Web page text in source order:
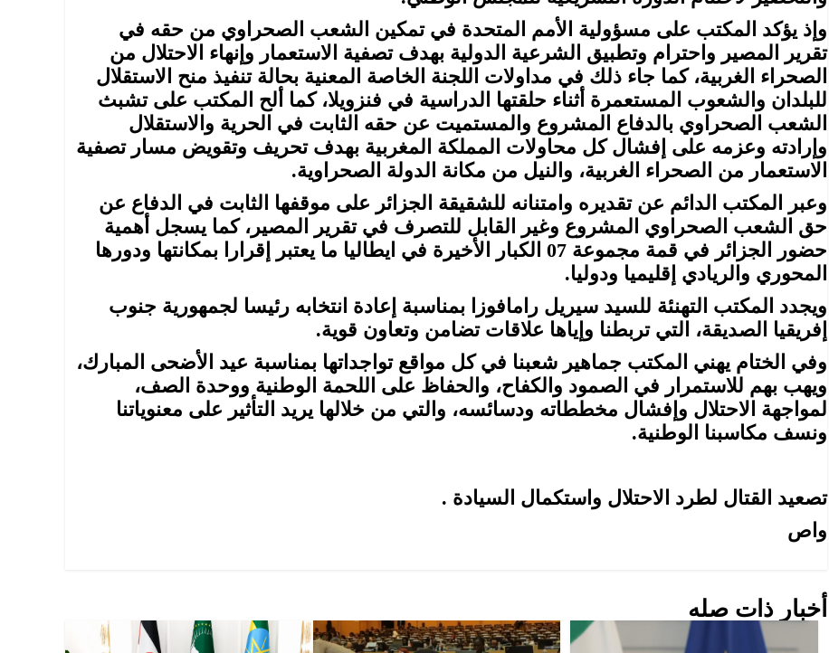
وإذ يؤكد المكتب على مسؤولية الأمم المتحدة في تمكين الشعب الصحراوي من حقه في
تقرير المصير واحترام وتطبيق الشرعية الدولية بهدف تصفية الاستعمار وإنهاء الاحتلال من
الصحراء الغربية، كما جاء ذلك في مداولات اللجنة الخاصة المعنية بحالة تنفيذ منح الاستقلال
للبلدان والشعوب المستعمرة أثناء حلقتها الدراسية في فنزويلا، كما ألح المكتب على تشبث
الشعب الصحراوي بالدفاع المشروع والمستميت عن حقه الثابت في الحرية والاستقلال
وإرادته وعزمه على إفشال كل محاولات المملكة المغربية بهدف تحريف وتقويض مسار تصفية
الاستعمار من الصحراء الغربية، والنيل من مكانة الدولة الصحراوية.
وعبر المكتب الدائم عن تقديره وامتنانه للشقيقة الجزائر على موقفها الثابت في الدفاع عن
حق الشعب الصحراوي المشروع وغير القابل للتصرف في تقرير المصير، كما يسجل أهمية
حضور الجزائر في قمة مجموعة 07 الكبار الأخيرة في ايطاليا ما يعتبر إقرارا بمكانتها ودورها
المحوري والريادي إقليميا ودوليا.
ويجدد المكتب التهنئة للسيد سيريل رامافوزا بمناسبة إعادة انتخابه رئيسا لجمهورية جنوب
إفريقيا الصديقة، التي تربطنا وإياها علاقات تضامن وتعاون قوية.
وفي الختام يهني المكتب جماهير شعبنا في كل مواقع تواجداتها بمناسبة عيد الأضحى المبارك،
ويهب بهم للاستمرار في الصمود والكفاح، والحفاظ على اللحمة الوطنية ووحدة الصف،
لمواجهة الاحتلال وإفشال مخططاته ودسائسه، والتي من خلالها يريد التأثير على معنوياتنا
ونسف مكاسبنا الوطنية.
تصعيد القتال لطرد الاحتلال واستكمال السيادة .
واص
أخبار ذات صله